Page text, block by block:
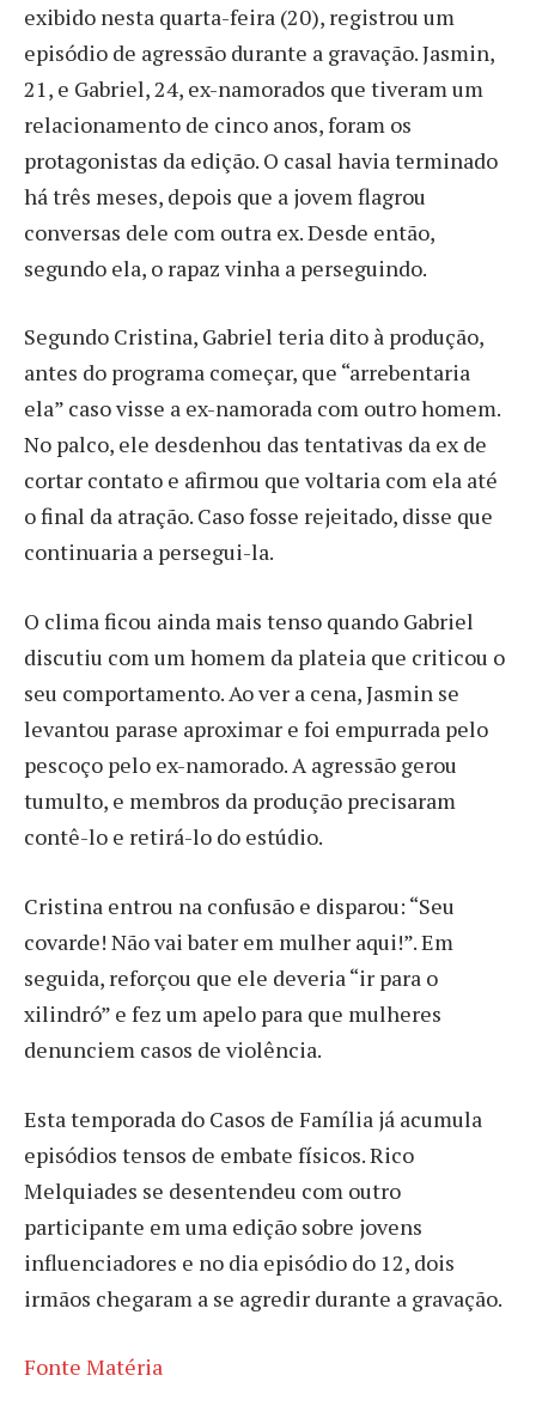
exibido nesta quarta-feira (20), registrou um
episódio de agressão durante a gravação. Jasmin,
21, e Gabriel, 24, ex-namorados que tiveram um
relacionamento de cinco anos, foram os
protagonistas da edição. O casal havia terminado
há três meses, depois que a jovem flagrou
conversas dele com outra ex. Desde então,
segundo ela, o rapaz vinha a perseguindo.
Segundo Cristina, Gabriel teria dito à produção,
antes do programa começar, que “arrebentaria
ela” caso visse a ex-namorada com outro homem.
No palco, ele desdenhou das tentativas da ex de
cortar contato e afirmou que voltaria com ela até
o final da atração. Caso fosse rejeitado, disse que
continuaria a persegui-la.
O clima ficou ainda mais tenso quando Gabriel
discutiu com um homem da plateia que criticou o
seu comportamento. Ao ver a cena, Jasmin se
levantou parase aproximar e foi empurrada pelo
pescoço pelo ex-namorado. A agressão gerou
tumulto, e membros da produção precisaram
contê-lo e retirá-lo do estúdio.
Cristina entrou na confusão e disparou: “Seu
covarde! Não vai bater em mulher aqui!”. Em
seguida, reforçou que ele deveria “ir para o
xilindró” e fez um apelo para que mulheres
denunciem casos de violência.
Esta temporada do Casos de Família já acumula
episódios tensos de embate físicos. Rico
Melquiades se desentendeu com outro
participante em uma edição sobre jovens
influenciadores e no dia episódio do 12, dois
irmãos chegaram a se agredir durante a gravação.
Fonte Matéria